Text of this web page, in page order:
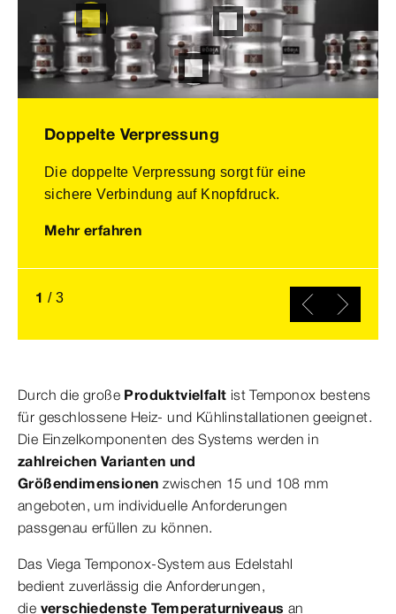
Doppelte Verpressung
Die doppelte Verpressung sorgt für eine
sichere Verbindung auf Knopfdruck.
Mehr erfahren
1 / 3
Durch die große Produktvielfalt ist Temponox bestens
für geschlossene Heiz- und Kühlinstallationen geeignet.
Die Einzelkomponenten des Systems werden in
zahlreichen Varianten und
Größendimensionen zwischen 15 und 108 mm
angeboten, um individuelle Anforderungen
passgenau erfüllen zu können.
Das Viega Temponox-System aus Edelstahl
bedient zuverlässig die Anforderungen,
die verschiedenste Temperaturniveaus an